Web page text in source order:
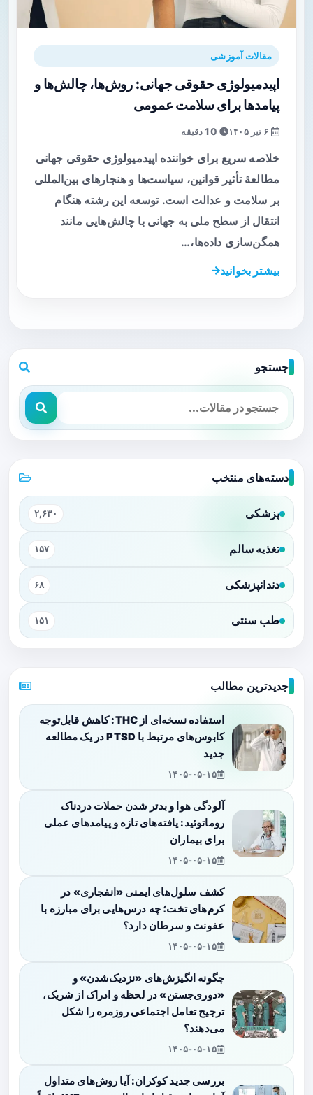
مقالات آموزشی
اپیدمیولوژی حقوقی جهانی: روش‌ها، چالش‌ها و
پیامدها برای سلامت عمومی
خلاصه سریع برای خواننده اپیدمیولوژی حقوقی جهانی
مطالعهٔ تأثیر قوانین، سیاست‌ها و هنجارهای بین‌المللی
بر سلامت و عدالت است. توسعه این رشته هنگام
انتقال از سطح ملی به جهانی با چالش‌هایی مانند
همگن‌سازی داده‌ها،…
بیشتر بخوانید
جستجو
دسته‌های منتخب
پزشکی ۲,۶۳۰
تغذیه سالم ۱۵۷
دندانپزشکی ۶۸
طب سنتی ۱۵۱
جدیدترین مطالب
استفاده نسخه‌ای از THC: کاهش قابل‌توجه
کابوس‌های مرتبط با PTSD در یک مطالعه
جدید
۱۴۰۵-۰۵-۱۵
آلودگی هوا و بدتر شدن حملات دردناک
روماتوئید: یافته‌های تازه و پیامدهای عملی
برای بیماران
۱۴۰۵-۰۵-۱۵
کشف سلول‌های ایمنی «انفجاری» در
کرم‌های تخت؛ چه درس‌هایی برای مبارزه با
عفونت و سرطان دارد؟
۱۴۰۵-۰۵-۱۵
چگونه انگیزش‌های «نزدیک‌شدن» و
«دوری‌جستن» در لحظه و ادراک از شریک،
ترجیح تعامل اجتماعی روزمره را شکل
می‌دهند؟
۱۴۰۵-۰۵-۱۵
بررسی جدید کوکران: آیا روش‌های متداول